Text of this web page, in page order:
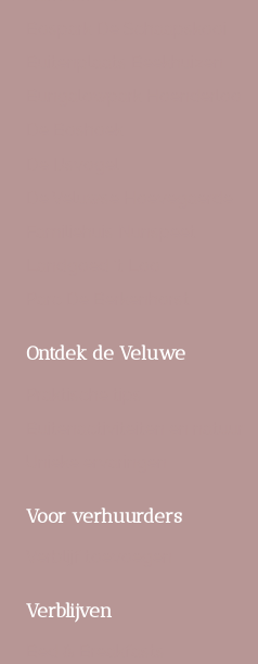
Ontdek de Veluwe
Voor verhuurders
Verblijven